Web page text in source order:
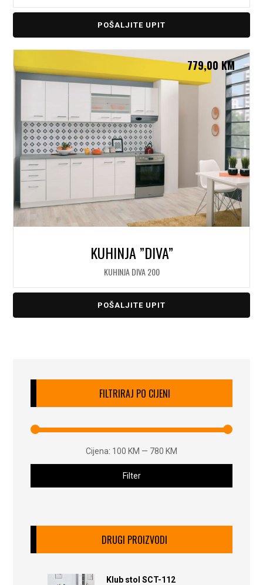
POŠALJITE UPIT
KUHINJA ”DIVA”
KUHINJA DIVA 200
779,00 KM
POŠALJITE UPIT
FILTRIRAJ PO CIJENI
Filter
Cijena: 100 KM — 780 KM
DRUGI PROIZVODI
Klub stol SCT-112